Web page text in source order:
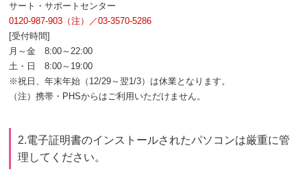
サート・サポートセンター
0120-987-903（注）／03-3570-5286
[受付時間]
月～金 8:00～22:00
土・日 8:00～19:00
※祝日、年末年始（12/29～翌1/3）は休業となります。
（注）携帯・PHSからはご利用いただけません。
2.電子証明書のインストールされたパソコンは厳重に管
理してください。